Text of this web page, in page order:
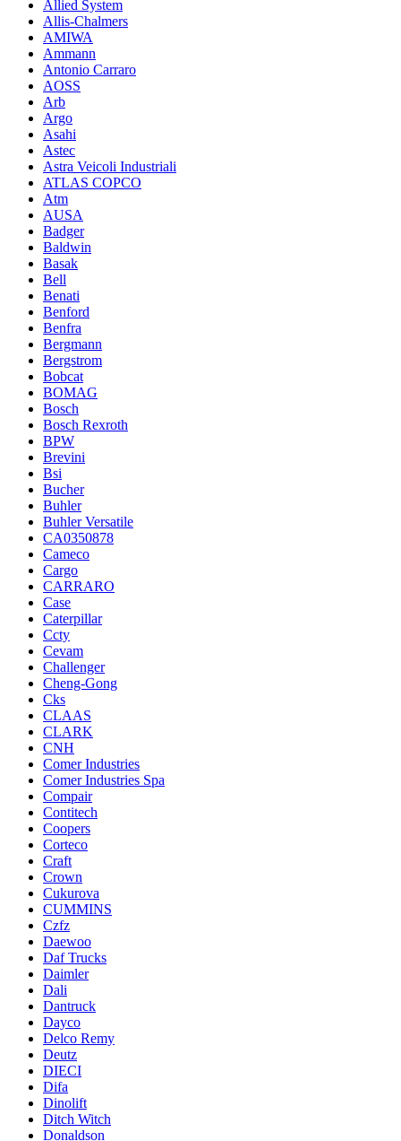
Allied System
Allis-Chalmers
AMIWA
Ammann
Antonio Carraro
AOSS
Arb
Argo
Asahi
Astec
Astra Veicoli Industriali
ATLAS COPCO
Atm
AUSA
Badger
Baldwin
Basak
Bell
Benati
Benford
Benfra
Bergmann
Bergstrom
Bobcat
BOMAG
Bosch
Bosch Rexroth
BPW
Brevini
Bsi
Bucher
Buhler
Buhler Versatile
CA0350878
Cameco
Cargo
CARRARO
Case
Caterpillar
Ccty
Cevam
Challenger
Cheng-Gong
Cks
CLAAS
CLARK
CNH
Comer Industries
Comer Industries Spa
Compair
Contitech
Coopers
Corteco
Craft
Crown
Cukurova
CUMMINS
Czfz
Daewoo
Daf Trucks
Daimler
Dali
Dantruck
Dayco
Delco Remy
Deutz
DIECI
Difa
Dinolift
Ditch Witch
Donaldson